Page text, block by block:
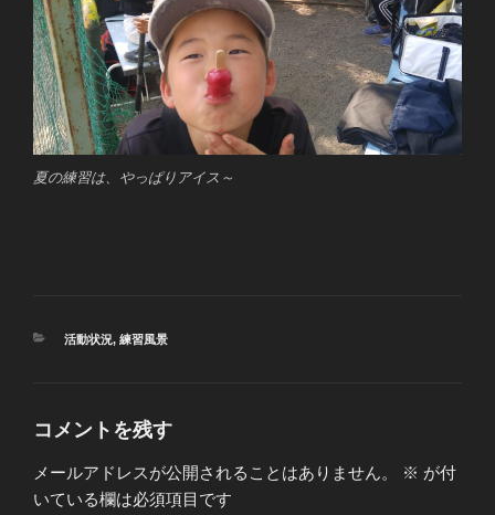
夏の練習は、やっぱりアイス～
カ
活動状況, 練習風景
コメントを残す
メールアドレスが公開されることはありません。 ※ が付
いている欄は必須項目です